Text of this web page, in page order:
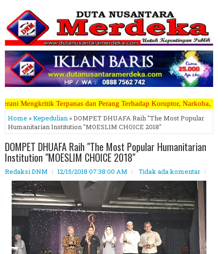
Perang Terhadap Koruptor, Narkoba, Teroris Musuh Rakyat
Home »Kepedulian » DOMPET DHUAFA Raih "The Most Popular
Humanitarian Institution "MOESLIM CHOICE 2018"
DOMPET DHUAFA Raih "The Most Popular Humanitarian
Institution "MOESLIM CHOICE 2018"
Redaksi DNM 12/15/2018 07:38:00 AM Tidak ada komentar